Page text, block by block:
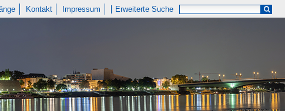
Kontakt Impressum Erweiterte Suche